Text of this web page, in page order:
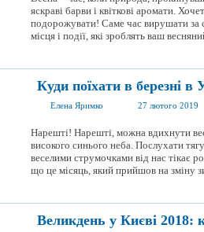
яскраві барви і квіткові аромати.
подорожувати! Саме час вирушати за
місця і події, які зроблять ваш
Куди поїхати в березні в
Елена Яримко 27 лютого 2019
Нарешті! Нарешті, можна вдихнути
високого синього неба. Послухати
веселими струмочками від нас тікає
що це місяць, який прийшов на зміну
Великдень у Києві 2018: